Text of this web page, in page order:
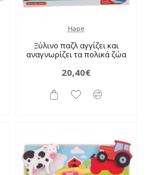
Hape
Ξύλινο παζλ αγγίζει και
αναγνωρίζει τα πολικά ζώα
20,40€